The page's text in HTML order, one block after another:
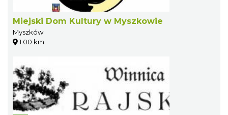
Miejski Dom Kultury w Myszkowie
Myszków
1.00 km